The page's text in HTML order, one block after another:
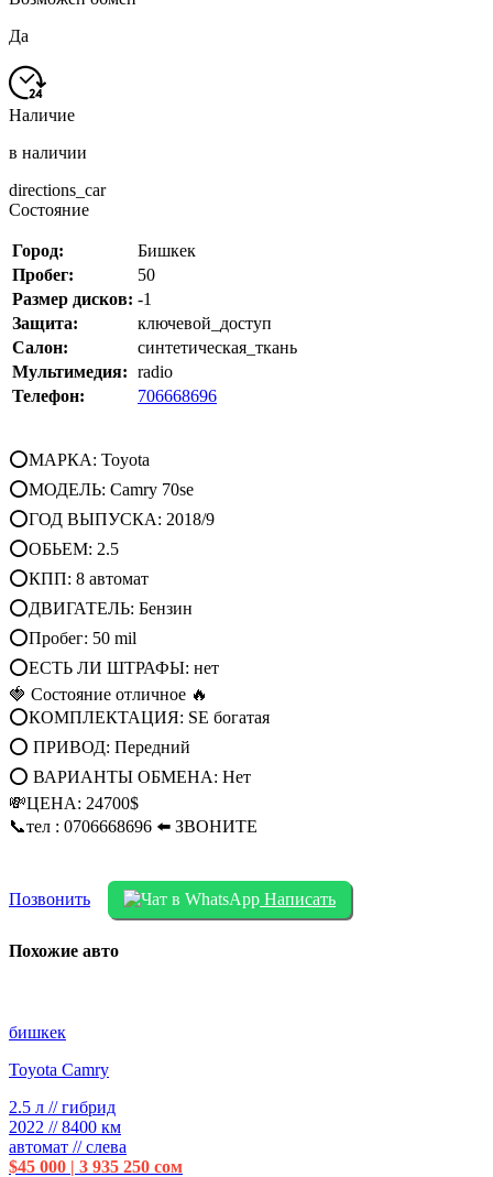
Да
Наличие
в наличии
directions_car
Состояние
Город:
Бишкек
Пробег:
50
Размер дисков: -1
Защита:
ключевой_доступ
Салон:
синтетическая_ткань
Мультимедия: radio
Телефон:
706668696
⭕МАРКА: Toyota
⭕МОДЕЛЬ: Camry 70se
⭕ГОД ВЫПУСКА: 2018/9
⭕ОБЬЕМ: 2.5
⭕КПП: 8 автомат
⭕ДВИГАТЕЛЬ: Бензин
⭕Пробег: 50 mil
⭕ЕСТЬ ЛИ ШТРАФЫ: нет
🍓 Состояние отличное 🔥
⭕КОМПЛЕКТАЦИЯ: SE богатая
⭕ ПРИВОД: Передний
⭕ ВАРИАНТЫ ОБМЕНА: Нет
💸ЦЕНА: 24700$
📞тел : 0706668696 ⬅️ ЗВОНИТЕ
Позвонить Написать
Похожие авто
бишкек
Toyota Camry
2.5 л // гибрид
2022 // 8400 км
автомат // слева
$45 000 | 3 935 250 сом